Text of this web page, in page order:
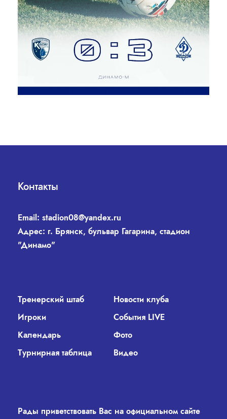
Контакты
Email: stadion08@yandex.ru
Адрес: г. Брянск, бульвар Гагарина, стадион
"Динамо"
Тренерский штаб
Новости клуба
Игроки
События LIVE
Календарь
Фото
Турнирная таблица
Видео
Рады приветствовать Вас на официальном сайте